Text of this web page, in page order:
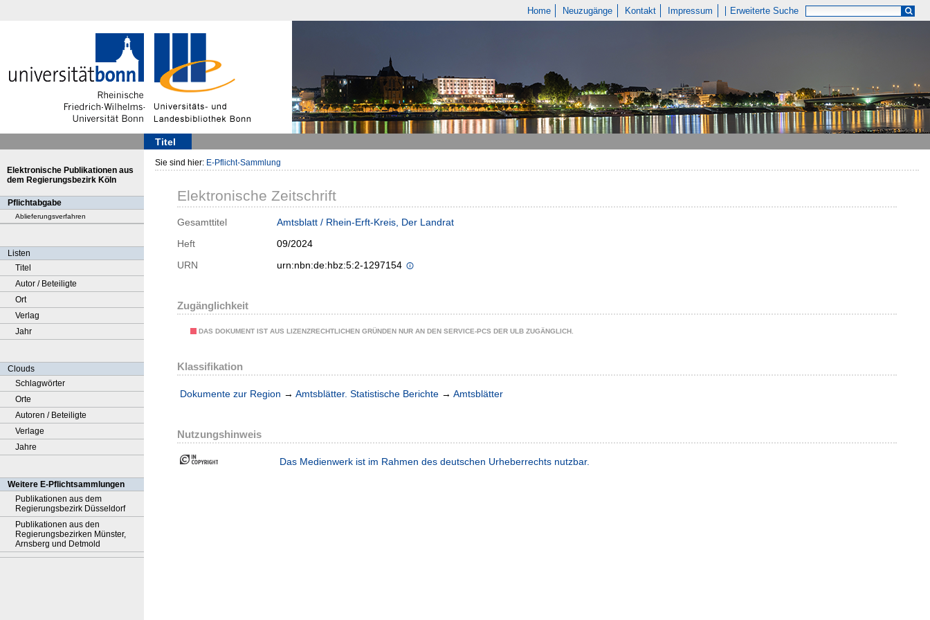
Home Neuzugänge Kontakt Impressum Erweiterte Suche
Titel
Elektronische Publikationen aus
dem Regierungsbezirk Köln
Pflichtabgabe
Ablieferungsverfahren
Listen
Titel
Autor / Beteiligte
Ort
Verlag
Jahr
Clouds
Schlagwörter
Orte
Autoren / Beteiligte
Verlage
Jahre
Weitere E-Pflichtsammlungen
Publikationen aus dem
Regierungsbezirk Düsseldorf
Publikationen aus den
Regierungsbezirken Münster,
Arnsberg und Detmold
Sie sind hier: E-Pflicht-Sammlung
Elektronische Zeitschrift
Gesamttitel
Amtsblatt / Rhein-Erft-Kreis, Der Landrat
Heft
09/2024
URN
urn:nbn:de:hbz:5:2-1297154
Zugänglichkeit
DAS DOKUMENT IST AUS LIZENZRECHTLICHEN GRÜNDEN NUR AN DEN SERVICE-PCS DER ULB ZUGÄNGLICH.
Klassifikation
Dokumente zur Region → Amtsblätter. Statistische Berichte → Amtsblätter
Nutzungshinweis
Das Medienwerk ist im Rahmen des deutschen Urheberrechts nutzbar.